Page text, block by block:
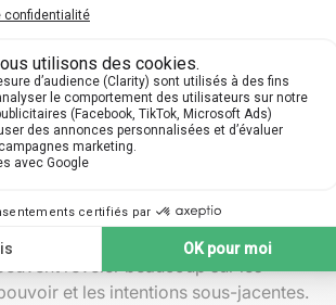
deux types d'émissions : un
débat électoral , observez comment
des statistiques et des
étayer leurs propos. C'est ici que les
les plus évidents, avec des
directe et des éclats de voix.
comme le choix des invités et les
par l'
. Les interactions entre
et les intentions sous-jacentes.